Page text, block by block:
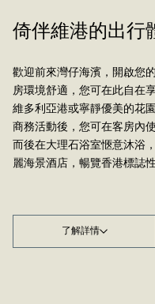
倚伴維港的出行
歡迎前來灣仔海濱，開啟您
房環境舒適，您可在此自在
維多利亞港或寧靜優美的花
商務活動後，您可在客房內
而後在大理石浴室愜意沐浴
麗海景酒店，暢覽香港標誌
了解詳情
了解詳情
了解詳情